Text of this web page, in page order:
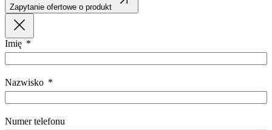
Zapytanie ofertowe o produkt
Imię
Nazwisko
Numer telefonu